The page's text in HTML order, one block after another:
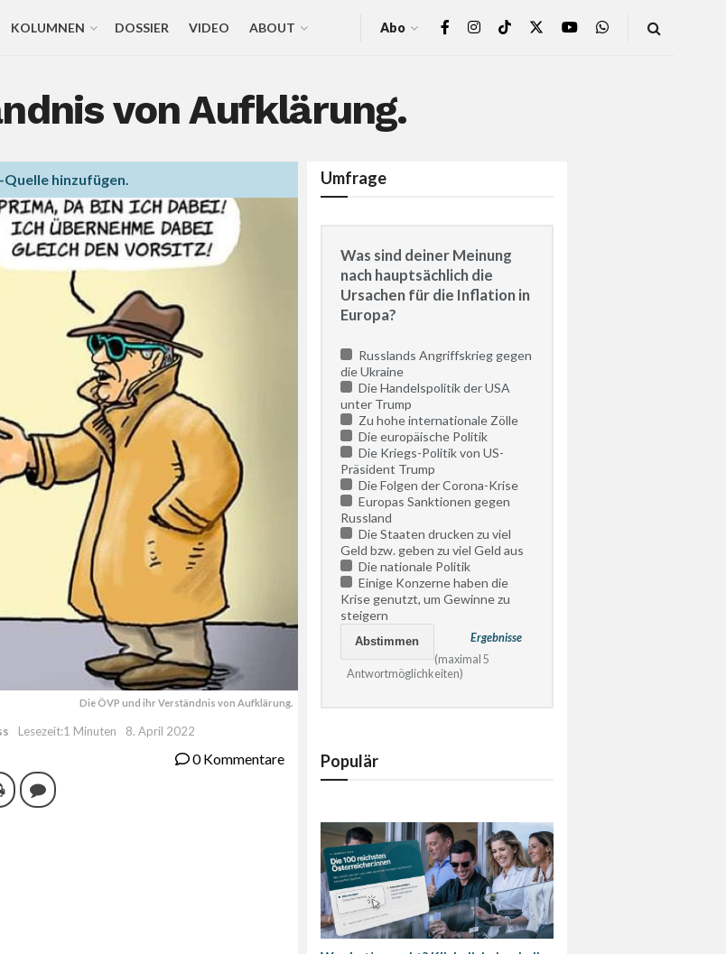
KOLUMNEN DOSSIER VIDEO ABOUT Abo
von Aufklärung.
hinzufügen.
Die ÖVP und ihr Verständnis von Aufklärung.
Lesezeit:1 Minuten 8. April 2022
0 Kommentare
DruckenKommentieren
Umfrage
Was sind deiner Meinung
nach hauptsächlich die
Ursachen für die Inflation in
Europa?
Russlands Angriffskrieg gegen
die Ukraine
Die Handelspolitik der USA
unter Trump
Zu hohe internationale Zölle
Die europäische Politik
Die Kriegs-Politik von US-
Präsident Trump
Die Folgen der Corona-Krise
Europas Sanktionen gegen
Russland
Die Staaten drucken zu viel
Geld bzw. geben zu viel Geld aus
Die nationale Politik
Einige Konzerne haben die
Krise genutzt, um Gewinne zu
steigern
Ergebnisse
(maximal 5
Antwortmöglichkeiten)
Populär